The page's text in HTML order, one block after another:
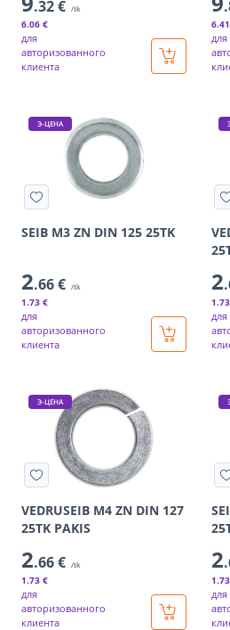
.32 € /tk
6.06 €
для
авторизованного
клиента
6
для
Э-ЦЕНА
SEIB M3 ZN DIN 125 25TK
2.66 € /tk
1.73 €
для
авторизованного
клиента
2
1
для
Э-ЦЕНА
VEDRUSEIB M4 ZN DIN 127
25TK PAKIS
2.66 € /tk
1.73 €
для
авторизованного
клиента
2
1
для